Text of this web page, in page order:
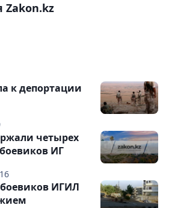
Zakon.kz
к депортации
четырех
ИГ
ИГИЛ